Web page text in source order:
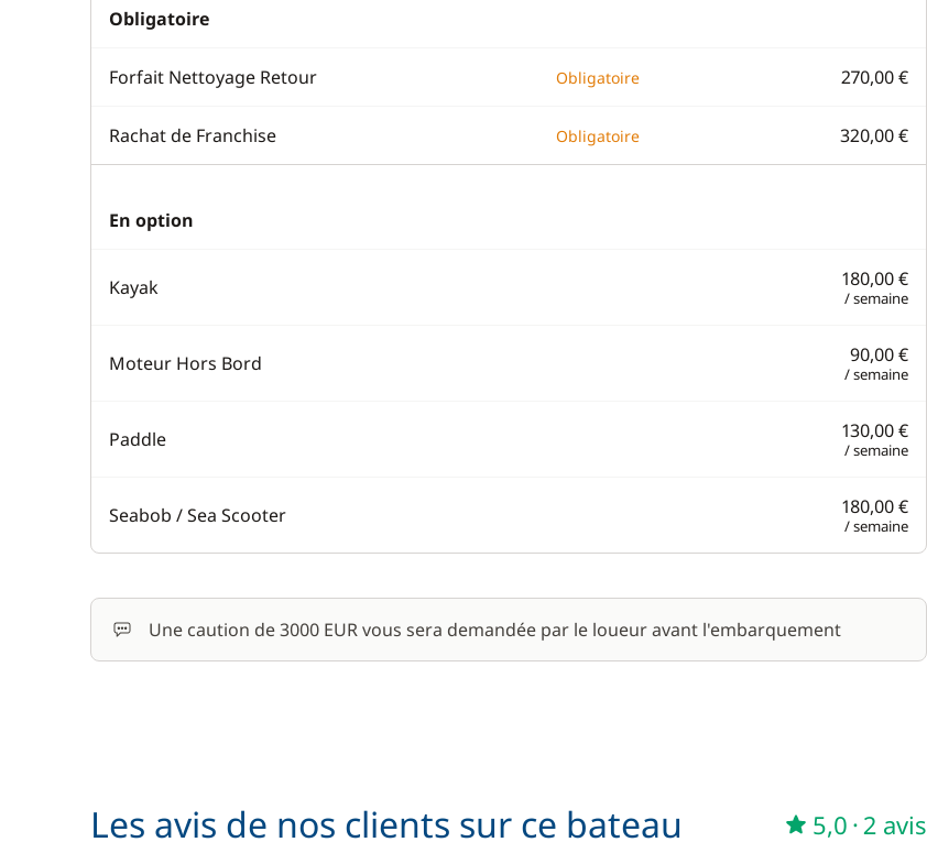
Obligatoire
Forfait Nettoyage Retour Obligatoire 270,00 €
Rachat de Franchise Obligatoire 320,00 €
En option
Kayak 180,00 €
/ semaine
Moteur Hors Bord 90,00 €
/ semaine
Paddle 130,00 €
/ semaine
Seabob / Sea Scooter 180,00 €
/ semaine
Une caution de 3000 EUR vous sera demandée par le loueur avant l'embarquement
Les avis de nos clients sur ce bateau 5,0 ·2 avis